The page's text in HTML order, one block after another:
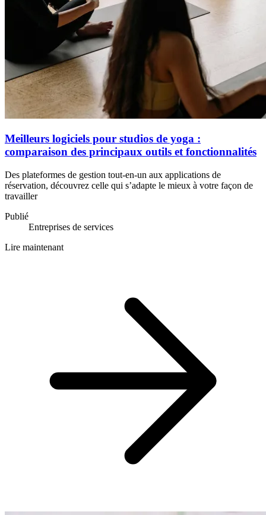
Meilleurs logiciels pour studios de yoga :
comparaison des principaux outils et fonctionnalités
Des plateformes de gestion tout-en-un aux applications de
réservation, découvrez celle qui s’adapte le mieux à votre façon de
travailler
Publié
Entreprises de services
Lire maintenant